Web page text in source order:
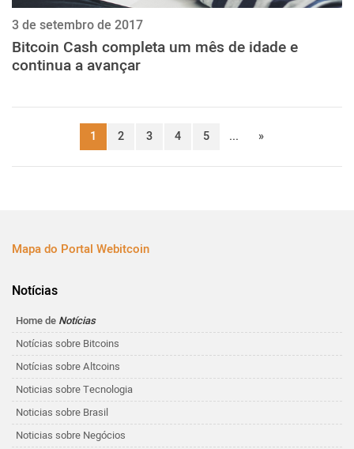
3 de setembro de 2017
Bitcoin Cash completa um mês de idade e
continua a avançar
1 2 3 4 5 ... »
Mapa do Portal Webitcoin
Notícias
Home de Notícias
Notícias sobre Bitcoins
Notícias sobre Altcoins
Noticias sobre Tecnologia
Noticias sobre Brasil
Noticias sobre Negócios